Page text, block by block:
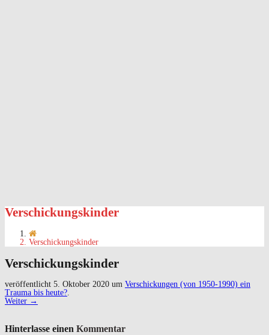
Verschickungskinder
Verschickungskinder
Verschickungskinder
veröffentlicht 5. Oktober 2020 um Verschickungen (von 1950-1990) ein
Trauma bis heute?.
Weiter →
Hinterlasse einen Kommentar